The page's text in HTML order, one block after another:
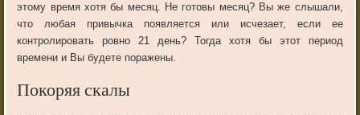
этому время хотя бы месяц. Не готовы месяц? Вы же слышали,
что любая привычка появляется или исчезает, если ее
контролировать ровно 21 день? Тогда хотя бы этот период
времени и Вы будете поражены.
Покоряя скалы